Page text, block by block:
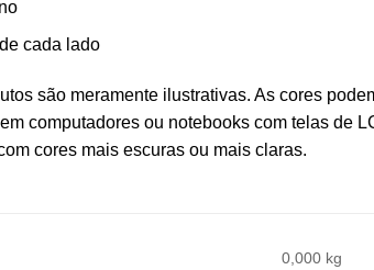
cada lado
são meramente ilustrativas. As cores
computadores ou notebooks com telas de
cores mais escuras ou mais claras.
0,000 kg